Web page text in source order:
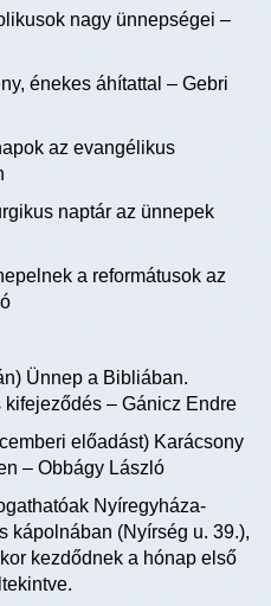
nagy ünnepségei –
énekes áhítattal – Gebri
az evangélikus
naptár az ünnepek
a reformátusok az
Ünnep a Bibliában.
– Gánicz Endre
előadást) Karácsony
– Obbágy László
Nyíregyháza-
kápolnában (Nyírség u. 39.),
kezdődnek a hónap első